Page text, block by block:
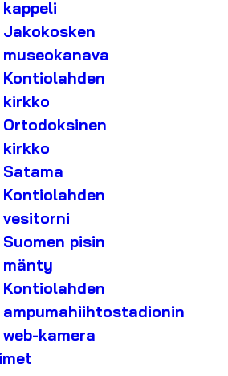
kappeli
Jakokosken
museokanava
Kontiolahden
kirkko
Ortodoksinen
kirkko
Satama
Kontiolahden
vesitorni
Suomen pisin
mänty
Kontiolahden
ampumahiihtostadionin
web-kamera